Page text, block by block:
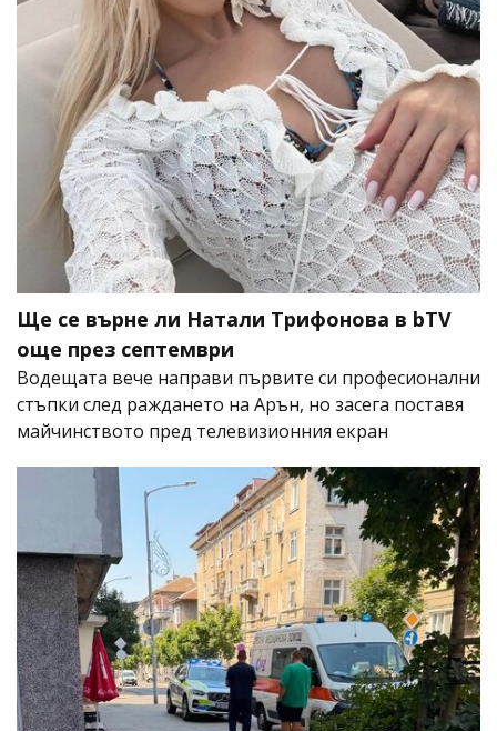
Ще се върне ли Натали Трифонова в bTV
още през септември
Водещата вече направи първите си професионални
стъпки след раждането на Арън, но засега поставя
майчинството пред телевизионния екран